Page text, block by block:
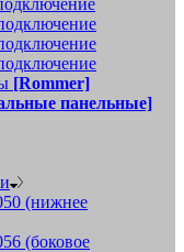
[Rommer]
панельные]
(нижнее
(боковое